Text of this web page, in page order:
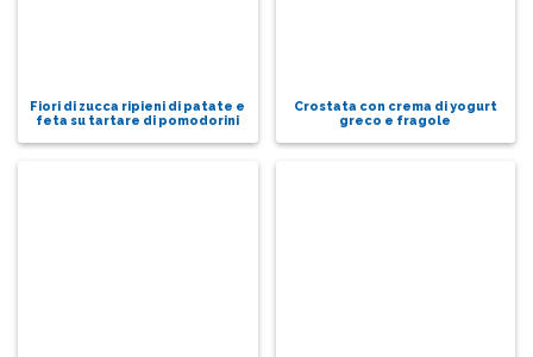
Fiori di zucca ripieni di patate e
feta su tartare di pomodorini
Crostata con crema di yogurt
greco e fragole